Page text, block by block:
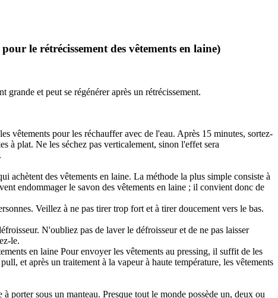
le rétrécissement des vêtements en laine)
et peut se régénérer après un rétrécissement.
vêtements pour les réchauffer avec de l'eau. Après 15 minutes, sortez-
à plat. Ne les séchez pas verticalement, sinon l'effet sera
achètent des vêtements en laine. La méthode la plus simple consiste à
endommager le savon des vêtements en laine ; il convient donc de
Veillez à ne pas tirer trop fort et à tirer doucement vers le bas.
N'oubliez pas de laver le défroisseur et de ne pas laisser
le.
en laine Pour envoyer les vêtements au pressing, il suffit de les
et après un traitement à la vapeur à haute température, les vêtements
porter sous un manteau. Presque tout le monde possède un, deux ou